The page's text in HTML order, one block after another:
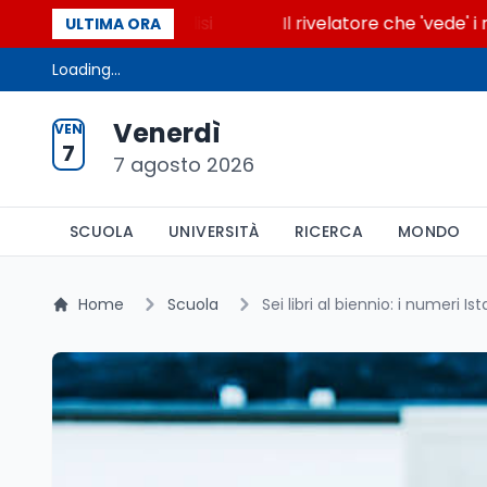
ULTIMA ORA
la glicolisi Il rivelatore che 'vede' i
Loading...
VEN
7
Venerdì
7 agosto 2026
SCUOLA UNIVERSITÀ RICERCA MONDO
Home Scuola